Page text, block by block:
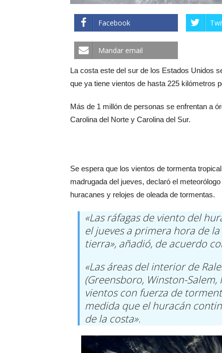
Facebook
Mandar email
La costa este del sur de los Estados Unidos
que ya tiene vientos de hasta 225 kilómetros
Más de 1 millón de personas se enfrentan a
Carolina del Norte y Carolina del Sur.
Se espera que los vientos de tormenta
madrugada del jueves, declaró el
huracanes y relojes de oleada de tormentas.
«Las ráfagas de viento del
el jueves a primera hora de
tierra», añadió, de acuerdo
«Las áreas del interior de
(Greensboro, Winston-
vientos con fuerza de
medida que el huracán
de la costa».